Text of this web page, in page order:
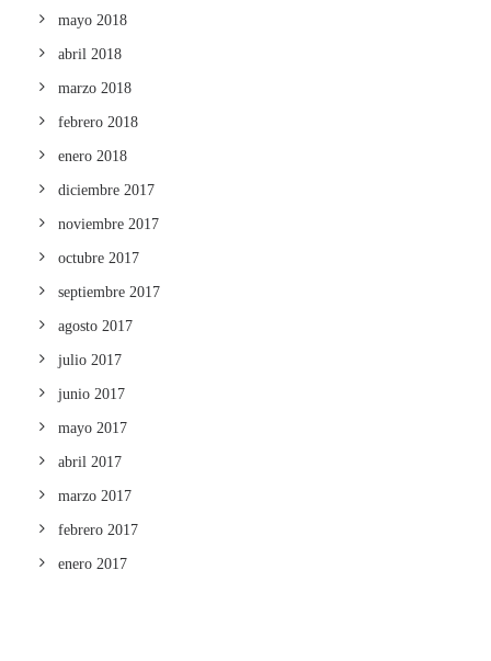
mayo 2018
abril 2018
marzo 2018
febrero 2018
enero 2018
diciembre 2017
noviembre 2017
octubre 2017
septiembre 2017
agosto 2017
julio 2017
junio 2017
mayo 2017
abril 2017
marzo 2017
febrero 2017
enero 2017